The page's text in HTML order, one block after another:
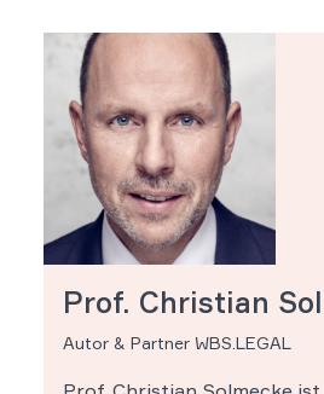
Prof. Christian
Autor & Partner WBS.LEGAL